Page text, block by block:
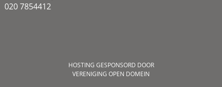
020 7854412
HOSTING GESPONSORD DOOR
VERENIGING OPEN DOMEIN